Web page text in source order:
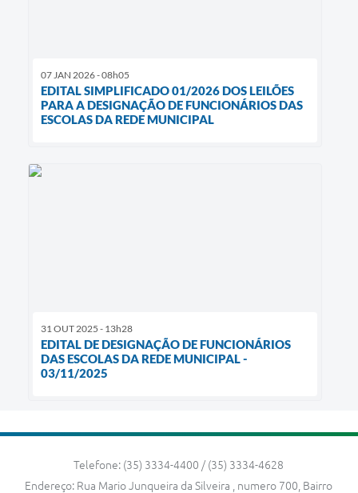
07 JAN 2026 - 08h05
EDITAL SIMPLIFICADO 01/2026 DOS LEILÕES
PARA A DESIGNAÇÃO DE FUNCIONÁRIOS DAS
ESCOLAS DA REDE MUNICIPAL
31 OUT 2025 - 13h28
EDITAL DE DESIGNAÇÃO DE FUNCIONÁRIOS
DAS ESCOLAS DA REDE MUNICIPAL -
03/11/2025
Telefone: (35) 3334-4400 / (35) 3334-4628
Endereço: Rua Mario Junqueira da Silveira , numero 700, Bairro